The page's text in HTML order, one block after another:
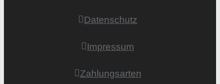
Datenschutz
Impressum
Zahlungsarten